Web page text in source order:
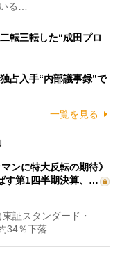
る…
転三転した“成田プロ
占入手“内部議事録”で
一覧を見る
ンに特大反転の期待》
す第1四半期決算、…
証スタンダード・
34％下落…